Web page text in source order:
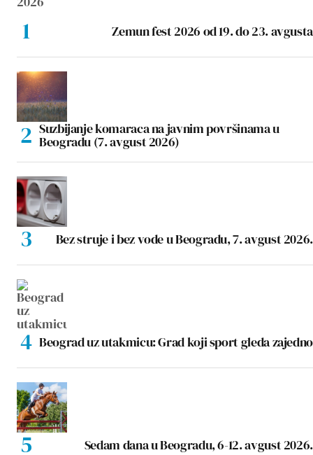
Zemun fest 2026 od 19. do 23. avgusta
Suzbijanje komaraca na javnim površinama u
Beogradu (7. avgust 2026)
Bez struje i bez vode u Beogradu, 7. avgust 2026.
Beograd uz utakmicu: Grad koji sport gleda zajedno
Sedam dana u Beogradu, 6-12. avgust 2026.